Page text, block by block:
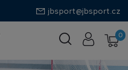
jbsport@jbsport.cz
0